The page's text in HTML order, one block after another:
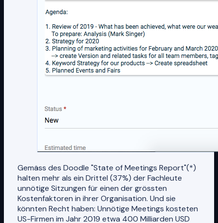
Gemäss des Doodle "State of Meetings Report"(*)
halten mehr als ein Drittel (37%) der Fachleute
unnötige Sitzungen für einen der grössten
Kostenfaktoren in ihrer Organisation. Und sie
könnten Recht haben: Unnötige Meetings kosteten
US-Firmen im Jahr 2019 etwa 400 Milliarden USD